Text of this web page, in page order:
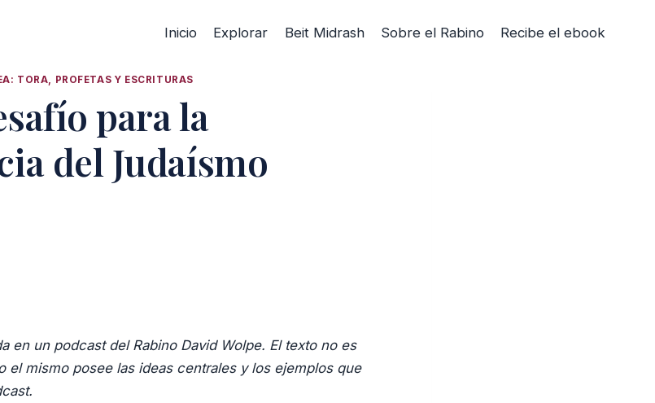
Inicio Explorar Beit Midrash Sobre el Rabino Recibe el ebook
TORA, PROFETAS Y ESCRITURAS
para la
del Judaísmo
en un podcast del Rabino David Wolpe. El texto no es
el mismo posee las ideas centrales y los ejemplos que